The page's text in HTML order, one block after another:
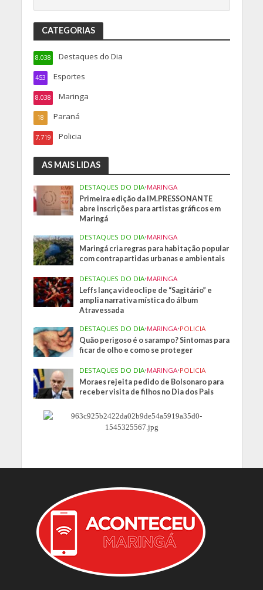
CATEGORIAS
Destaques do Dia
8.038
Esportes
453
Maringa
8.038
Paraná
18
Policia
7.719
AS MAIS LIDAS
DESTAQUES DO DIA•MARINGA
Primeira edição da IM.PRESSONANTE
abre inscrições para artistas gráficos em
Maringá
DESTAQUES DO DIA•MARINGA
Maringá cria regras para habitação popular
com contrapartidas urbanas e ambientais
DESTAQUES DO DIA•MARINGA
Leffs lança videoclipe de “Sagitário” e
amplia narrativa mística do álbum
Atravessada
DESTAQUES DO DIA•MARINGA•POLICIA
Quão perigoso é o sarampo? Sintomas para
ficar de olho e como se proteger
DESTAQUES DO DIA•MARINGA•POLICIA
Moraes rejeita pedido de Bolsonaro para
receber visita de filhos no Dia dos Pais